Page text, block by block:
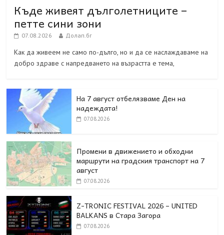
Къде живеят дълголетниците –
петте сини зони
07.08.2026 Долап.бг
Как да живеем не само по-дълго, но и да се наслаждаваме на
добро здраве с напредването на възрастта е тема,
На 7 август отбелязваме Ден на
надеждата!
07.08.2026
Промени в движението и обходни
маршрути на градския транспорт на 7
август
07.08.2026
Z-TRONIC FESTIVAL 2026 – UNITED
BALKANS в Стара Загора
07.08.2026